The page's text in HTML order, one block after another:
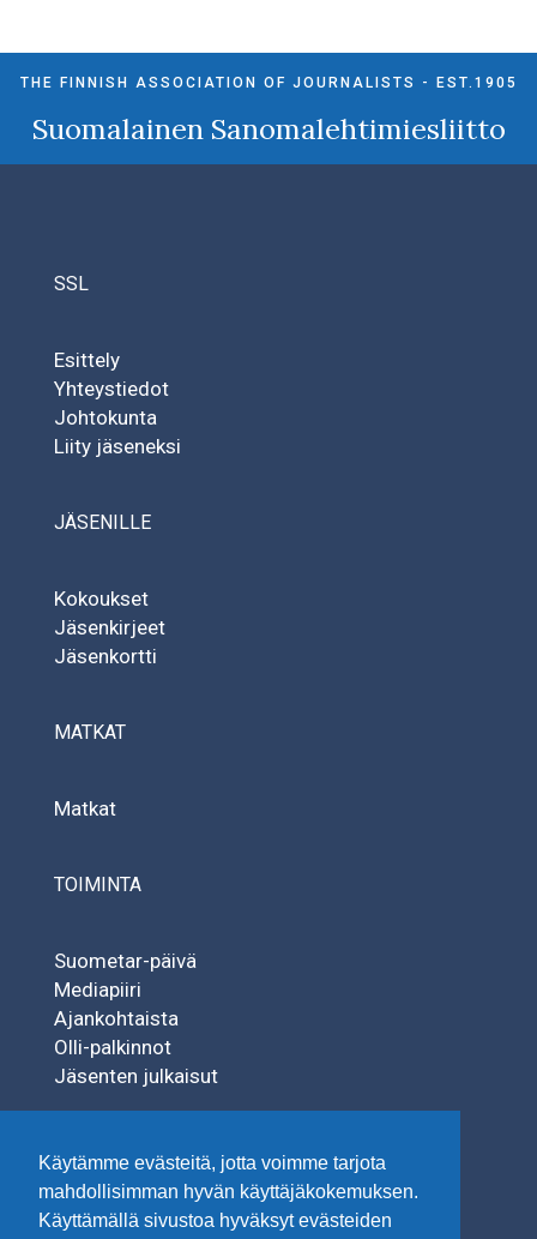
Käytämme evästeitä, jotta voimme tarjota
mahdollisimman hyvän käyttäjäkokemuksen.
Käyttämällä sivustoa hyväksyt evästeiden
THE FINNISH ASSOCIATION OF JOURNALISTS - EST.1905
Suomalainen Sanomalehtimiesliitto
SSL
Esittely
Yhteystiedot
Johtokunta
Liity jäseneksi
JÄSENILLE
Kokoukset
Jäsenkirjeet
Jäsenkortti
MATKAT
Matkat
TOIMINTA
Suometar-päivä
Mediapiiri
Ajankohtaista
Olli-palkinnot
Jäsenten julkaisut
SÄÄTIÖT
Tuisku-säätiö